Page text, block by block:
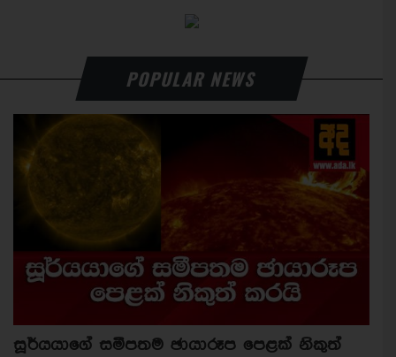
POPULAR NEWS
සූර්යයාගේ සමීපතම ඡායාරූප පෙළක් නිකුත්